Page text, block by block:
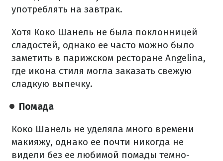
употреблять на завтрак.
Хотя Коко Шанель не была поклонницей
сладостей, однако ее часто можно было
заметить в парижском ресторане Angelina,
где икона стиля могла заказать свежую
сладкую выпечку.
Помада
Коко Шанель не уделяла много времени
макияжу, однако ее почти никогда не
видели без ее любимой помады темно-